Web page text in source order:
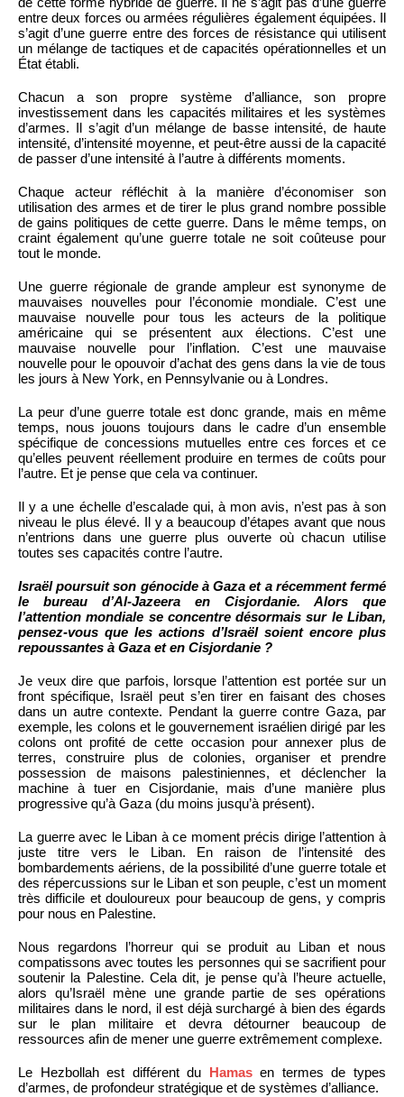
entre deux forces ou armées régulières également équipées. Il
s’agit d’une guerre entre des forces de résistance qui utilisent
un mélange de tactiques et de capacités opérationnelles et un
État établi.
Chacun a son propre système d’alliance, son propre
investissement dans les capacités militaires et les systèmes
d’armes. Il s’agit d’un mélange de basse intensité, de haute
intensité, d’intensité moyenne, et peut-être aussi de la capacité
de passer d’une intensité à l’autre à différents moments.
Chaque acteur réfléchit à la manière d’économiser son
utilisation des armes et de tirer le plus grand nombre possible
de gains politiques de cette guerre. Dans le même temps, on
craint également qu’une guerre totale ne soit coûteuse pour
tout le monde.
Une guerre régionale de grande ampleur est synonyme de
mauvaises nouvelles pour l’économie mondiale. C’est une
mauvaise nouvelle pour tous les acteurs de la politique
américaine qui se présentent aux élections. C’est une
mauvaise nouvelle pour l’inflation. C’est une mauvaise
nouvelle pour le opouvoir d’achat des gens dans la vie de tous
les jours à New York, en Pennsylvanie ou à Londres.
La peur d’une guerre totale est donc grande, mais en même
temps, nous jouons toujours dans le cadre d’un ensemble
spécifique de concessions mutuelles entre ces forces et ce
qu’elles peuvent réellement produire en termes de coûts pour
l’autre. Et je pense que cela va continuer.
Il y a une échelle d’escalade qui, à mon avis, n’est pas à son
niveau le plus élevé. Il y a beaucoup d’étapes avant que nous
n’entrions dans une guerre plus ouverte où chacun utilise
toutes ses capacités contre l’autre.
Israël poursuit son génocide à Gaza et a récemment fermé
le bureau d’Al-Jazeera en Cisjordanie. Alors que
l’attention mondiale se concentre désormais sur le Liban,
pensez-vous que les actions d’Israël soient encore plus
repoussantes à Gaza et en Cisjordanie ?
Je veux dire que parfois, lorsque l’attention est portée sur un
front spécifique, Israël peut s’en tirer en faisant des choses
dans un autre contexte. Pendant la guerre contre Gaza, par
exemple, les colons et le gouvernement israélien dirigé par les
colons ont profité de cette occasion pour annexer plus de
terres, construire plus de colonies, organiser et prendre
possession de maisons palestiniennes, et déclencher la
machine à tuer en Cisjordanie, mais d’une manière plus
progressive qu’à Gaza (du moins jusqu’à présent).
La guerre avec le Liban à ce moment précis dirige l’attention à
juste titre vers le Liban. En raison de l’intensité des
bombardements aériens, de la possibilité d’une guerre totale et
des répercussions sur le Liban et son peuple, c’est un moment
très difficile et douloureux pour beaucoup de gens, y compris
pour nous en Palestine.
Nous regardons l’horreur qui se produit au Liban et nous
compatissons avec toutes les personnes qui se sacrifient pour
soutenir la Palestine. Cela dit, je pense qu’à l’heure actuelle,
alors qu’Israël mène une grande partie de ses opérations
militaires dans le nord, il est déjà surchargé à bien des égards
sur le plan militaire et devra détourner beaucoup de
ressources afin de mener une guerre extrêmement complexe.
Le Hezbollah est différent du Hamasen termes de types
d’armes, de profondeur stratégique et de systèmes d’alliance.